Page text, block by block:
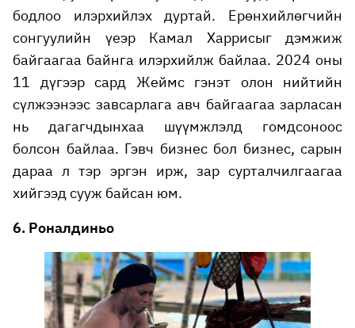
бодлоо илэрхийлэх дуртай. Ерөнхийлөгчийн
сонгуулийн үеэр Камал Харрисыг дэмжиж
байгаагаа байнга илэрхийлж байлаа. 2024 оны
11 дүгээр сард Жеймс гэнэт олон нийтийн
сүлжээнээс завсарлага авч байгаагаа зарласан
нь дагагчдынхаа шүүмжлэлд гомдсоноос
болсон байлаа. Гэвч бизнес бол бизнес, сарын
дараа л тэр эргэн ирж, зар сурталчилгаагаа
хийгээд сууж байсан юм.
6. Роналдиньо